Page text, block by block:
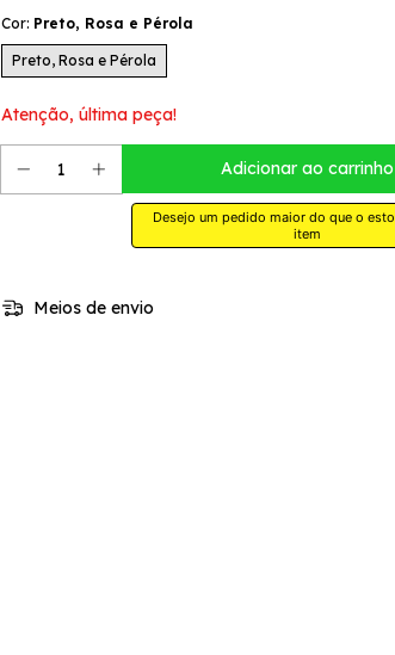
Cor: Preto, Rosa e Pérola
Preto, Rosa e Pérola
Atenção, última peça!
Desejo um pedido maior do que o
item
Meios de envio